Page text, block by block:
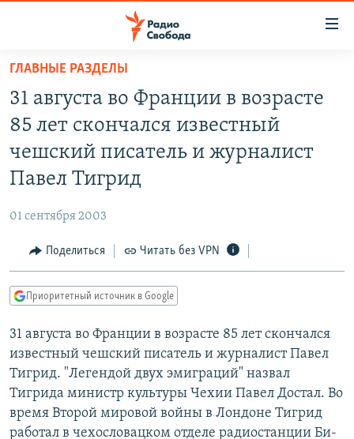
упрощенного
доступа
Вернуться
основному
содержанию
навигации
Вернутся
ПОДКАСТЫ
АВТОРСКИЕ ПРОЕКТЫ
ЦИТАТЫ СВОБОДЫ
КУЛЬТУРА
IDEL.РЕАЛИИ
КАВКАЗ.РЕАЛИИ
СИБИРЬ.РЕАЛИИ
РАСПИСАНИЕ ВЕЩАНИЯ
ПОДПИШИТЕСЬ НА РАССЫЛКУ
ГЛАВНЫЕ РАЗДЕЛЫ
31 августа во Франции в возрасте
85 лет скончался известный
чешский писатель и журналист
Павел Тигрид
01 сентября 2003
Поделиться Читать без VPN
Приоритетный источник в Google
31 августа во Франции в возрасте 85 лет скончался
известный чешский писатель и журналист Павел
Тигрид. "Легендой двух эмиграций" назвал
Тигрида министр культуры Чехии Павел Достал. Во
время Второй мировой войны в Лондоне Тигрид
работал в чехословацком отделе радиостанции Би-